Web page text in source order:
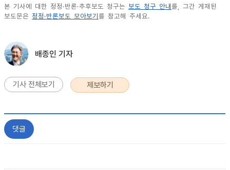
본 기사에 대한 정정·반론·추후보도 청구는 보도 청구 안내 를, 그간 게재된
보도문은 정정·반론보도 모아보기 를 참고해 주세요.
배종인 기자
기사 전체보기 제보하기
댓글